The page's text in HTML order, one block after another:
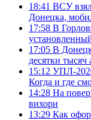
18:41 ВСУ
Донецка,
17:58 В
17:05 В
десятки тысяч
15:12 УПЛ-
Когда и где
14:28 На
вихори
13:29 Как